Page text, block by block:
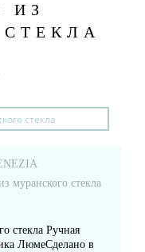
ИЗ
муранского стекла
стекла Ручная
ЛюмеСделано в